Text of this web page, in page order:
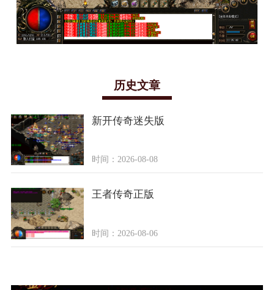
历史文章
新开传奇迷失版
时间：2026-08-08
王者传奇正版
时间：2026-08-06